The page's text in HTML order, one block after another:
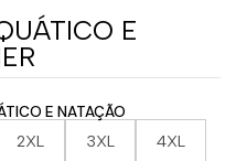
E
E NATAÇÃO
2XL 3XL 4XL